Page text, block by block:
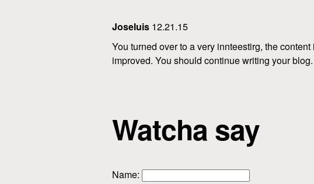
Joseluis 12.21.15
You turned over to a very innteestirg, the
improved. You should continue writing your
Watcha say
Name: